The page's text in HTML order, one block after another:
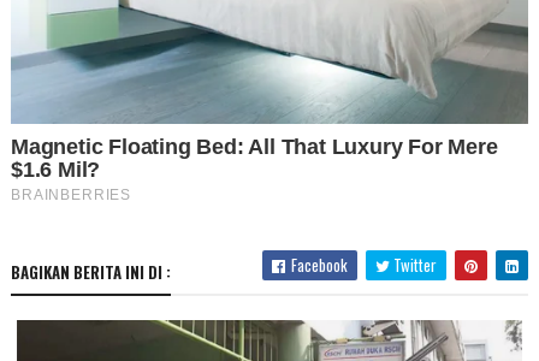
BAGIKAN BERITA INI DI : Facebook Twitter